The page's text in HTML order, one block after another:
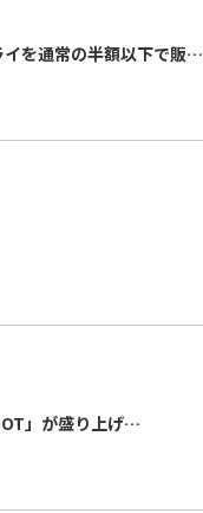
イを通常の半額以下で販…
」が盛り上げ…